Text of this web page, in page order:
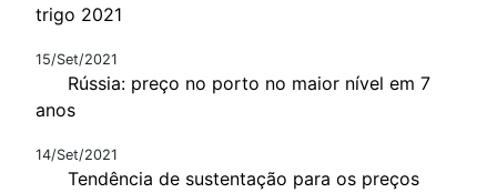
trigo 2021
15/Set/2021
Rússia: preço no porto no maior nível em 7
anos
14/Set/2021
Tendência de sustentação para os preços